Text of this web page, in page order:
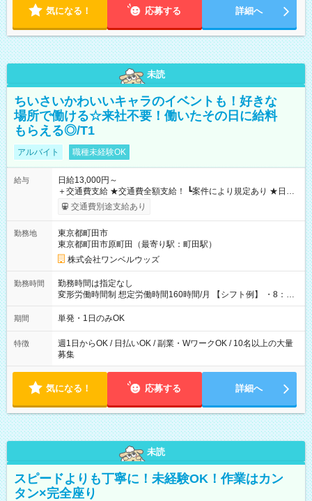
気になる！ 応募する 詳細へ
未読
ちいさいかわいいキャラのイベントも！好きな
場所で働ける☆来社不要！働いたその日に給料
もらえる◎/T1
アルバイト 職種未経験OK
給与
日給13,000円～
＋交通費支給 ★交通費全額支給！ ┗案件により規定あり ★日払
いOK！（規定あり） ┗働いたその日に現金GET♪ お仕事後はコ
ンビニATMから 日払い分を引き落とせます！ 【試用期間】試
交通費別途支給あり
勤務地
東京都町田市
東京都町田市原町田（最寄り駅：町田駅）
株式会社ワンベルウッズ
勤務時間
勤務時間は指定なし
変形労働時間制 想定労働時間160時間/月 【シフト例】 ・8：00
～21：00
期間 単発・1日のみOK
特徴
週1日からOK / 日払いOK / 副業・WワークOK / 10名以上の大量
募集
気になる！ 応募する 詳細へ
未読
スピードよりも丁寧に！未経験OK！作業はカン
タン×完全座り